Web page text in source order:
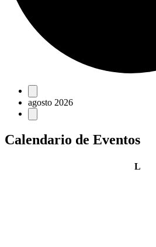
Eventos
agosto 2026
Calendario de Eventos
Llunes